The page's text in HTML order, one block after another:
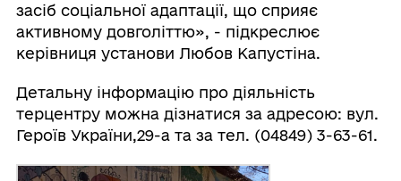
засіб соціальної адаптації, що сприяє
активному довголіттю», - підкреслює
керівниця установи Любов Капустіна.
Детальну інформацію про діяльність
терцентру можна дізнатися за адресою: вул.
Героїв України,29-а та за тел. (04849) 3-63-61.